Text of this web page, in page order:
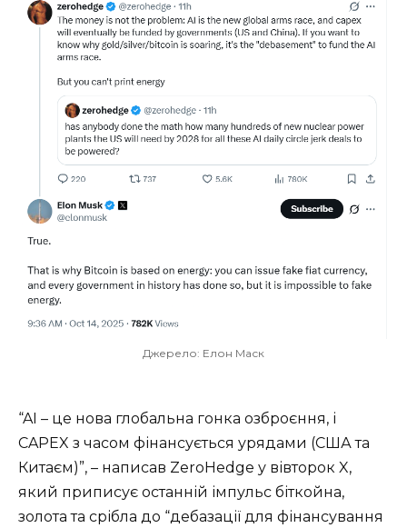
Джерело: Елон Маск
“AI – це нова глобальна гонка озброєння, і
CAPEX з часом фінансується урядами (США та
Китаєм)”, – написав ZeroHedge у вівторок X,
який приписує останній імпульс біткойна,
золота та срібла до “дебазації для фінансування